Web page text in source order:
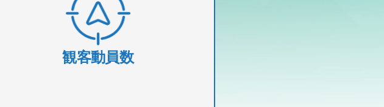
観客動員数
追跡を簡素化し、1分1秒が確実に管理さ
、リアルタイムの洞察と強力な分析でビ
ジネスを強化します。